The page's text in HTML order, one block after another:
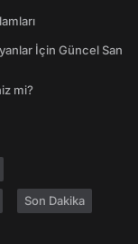
İçin Güncel San
mi?
Son Dakika